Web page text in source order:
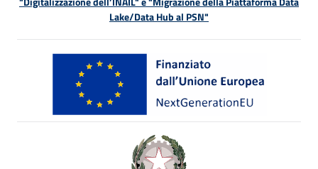
Lake/Data Hub al PSN"